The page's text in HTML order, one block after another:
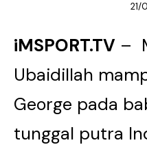
21/
iMSPORT.TV –
Ubaidillah
George pada
tunggal putra